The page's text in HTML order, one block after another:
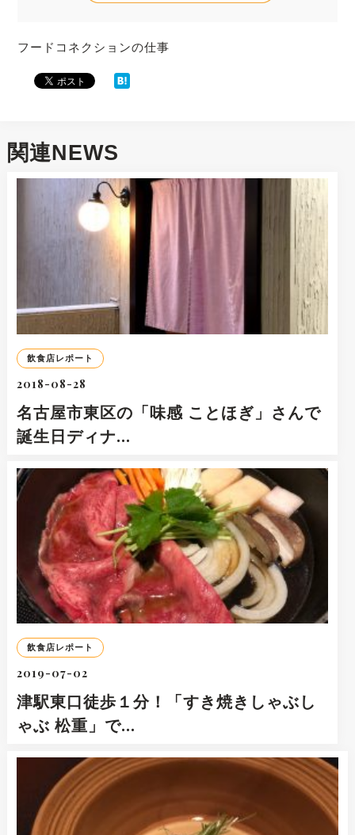
フードコネクションの仕事
関連NEWS
飲食店レポート
2018-08-28
名古屋市東区の「味感 ことほぎ」さんで
誕生日ディナ…
飲食店レポート
2019-07-02
津駅東口徒歩１分！「すき焼きしゃぶし
ゃぶ 松重」で…